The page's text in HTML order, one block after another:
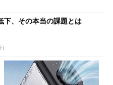
下、その本当の課題とは